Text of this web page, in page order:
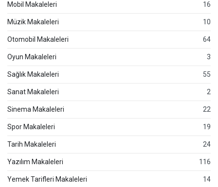
Mobil Makaleleri 16
Müzik Makaleleri 10
Otomobil Makaleleri 64
Oyun Makaleleri 3
Sağlık Makaleleri 55
Sanat Makaleleri 2
Sinema Makaleleri 22
Spor Makaleleri 19
Tarih Makaleleri 24
Yazılım Makaleleri 116
Yemek Tarifleri Makaleleri 14